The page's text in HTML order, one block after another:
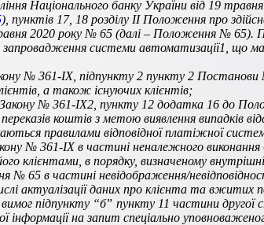
Національного банку України від 19
), пунктів 17, 18 розділу ІІ Положення про
2020 року № 65 (далі – Положення № 65).
системи автоматизації1, що
№ 361-IХ, підпункту 2 пункту 2 Постанови
а також існуючих клієнтів;
№ 361-IХ2, пункту 12 додатка 16 до
коштів з метою виявлення випадків
правилами відповідної платіжної
№ 361-IХ в частині неналежного виконання
його клієнтами, в порядку, визначеному
65 в частині невідображення/
актуалізації даних про клієнта та вжитих
підпункту “бˮ пункту 11 частини
інформації на запит спеціально